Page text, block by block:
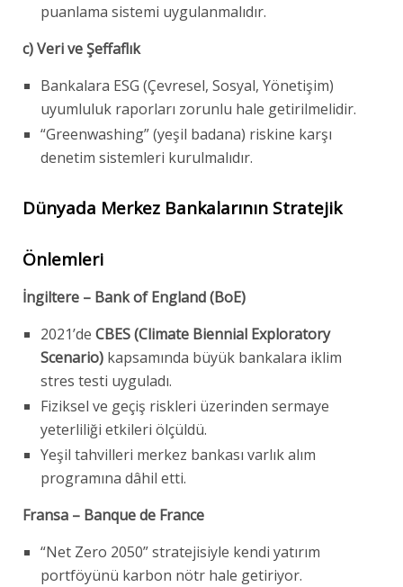
puanlama sistemi uygulanmalıdır.
c) Veri ve Şeffaflık
Bankalara ESG (Çevresel, Sosyal, Yönetişim)
uyumluluk raporları zorunlu hale getirilmelidir.
“Greenwashing” (yeşil badana) riskine karşı
denetim sistemleri kurulmalıdır.
Dünyada Merkez Bankalarının Stratejik
Önlemleri
İngiltere – Bank of England (BoE)
2021’de CBES (Climate Biennial Exploratory
Scenario) kapsamında büyük bankalara iklim
stres testi uyguladı.
Fiziksel ve geçiş riskleri üzerinden sermaye
yeterliliği etkileri ölçüldü.
Yeşil tahvilleri merkez bankası varlık alım
programına dâhil etti.
Fransa – Banque de France
“Net Zero 2050” stratejisiyle kendi yatırım
portföyünü karbon nötr hale getiriyor.